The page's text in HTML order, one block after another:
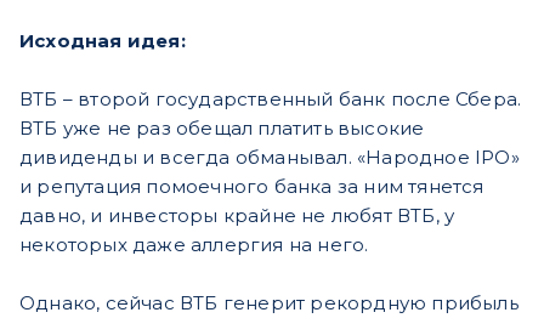
Исходная идея:
ВТБ – второй государственный банк после Сбера.
ВТБ уже не раз обещал платить высокие
дивиденды и всегда обманывал. «Народное IPO»
и репутация помоечного банка за ним тянется
давно, и инвесторы крайне не любят ВТБ, у
некоторых даже аллергия на него.
Однако, сейчас ВТБ генерит рекордную прибыль